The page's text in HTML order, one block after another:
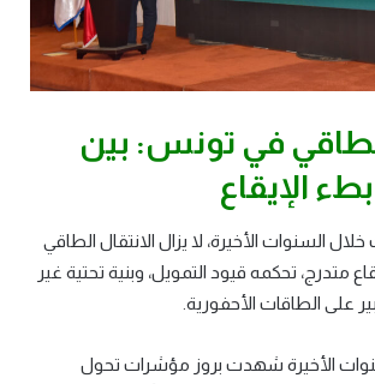
الطاقي في تونس: بين
الإيقاع
السنوات الأخيرة، لا يزال الانتقال الطاقي
متدرج، تحكمه قيود التمويل، وبنية تحتية غير
على الطاقات الأحفورية.
الأخيرة شهدت بروز مؤشرات تحول